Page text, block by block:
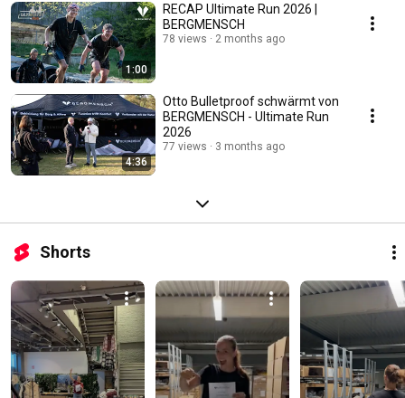
1:00
RECAP Ultimate Run 2026 |
BERGMENSCH
78 views 2 months ago
4:36
Otto Bulletproof schwärmt von
BERGMENSCH - Ultimate Run
2026
77 views 3 months ago
Shorts